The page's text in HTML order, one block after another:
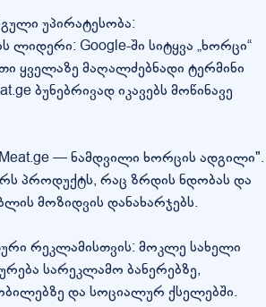
უპირატესობა:
Google-ში სიტყვა „ხორცი“
ყველაზე მაღალძებნადი ტერმინი
ბუნებრივად იკავებს მოწინავე
— ნამდვილი ხორცის ადგილი".
პროდუქტს, რაც ზრდის ნდობას და
მოზიდვის დანახარჯებს.
რეკლამისთვის: მოკლე სახელი
სარეკლამო ბანერებზე,
და სოციალურ ქსელებში.